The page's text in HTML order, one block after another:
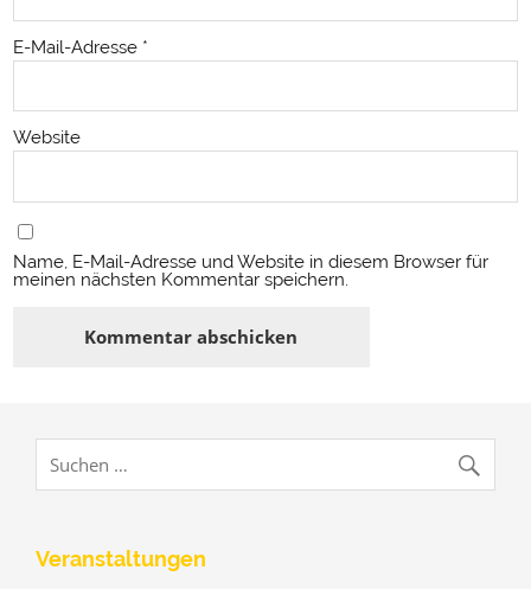
E-Mail-Adresse *
Website
Name, E-Mail-Adresse und Website in diesem Browser für
meinen nächsten Kommentar speichern.
Veranstaltungen